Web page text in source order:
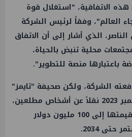
الاتفاقية، "استغلال قوة
العالم"، وفقاً لرئيس الشركة
الذي أشار إلى أن الاتفاق
محلية تنبض بالحياة،
باعتبارها منصة للتطوير".
الشركة، ولكن صحيفة "تايمز"
البريطانية أشارت في نوفمبر 2023 نقلاً عن أشخاص مطلعين،
إلى أن الشراكة قد تصل قيمتها إلى 100 مليون دولار
حتى 2034.